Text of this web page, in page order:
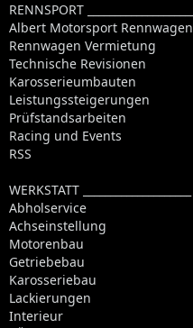
RENNSPORT ____________________
Albert Motorsport Rennwagen
Rennwagen Vermietung
Technische Revisionen
Karosserieumbauten
Leistungssteigerungen
Prüfstandsarbeiten
Racing und Events
RSS
WERKSTATT ____________________
Abholservice
Achseinstellung
Motorenbau
Getriebebau
Karosseriebau
Lackierungen
Interieur